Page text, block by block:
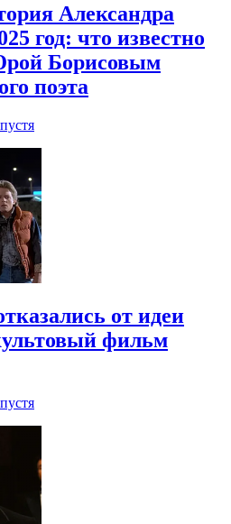
Александра
год: что известно
Борисовым
поэта
от идеи
фильм